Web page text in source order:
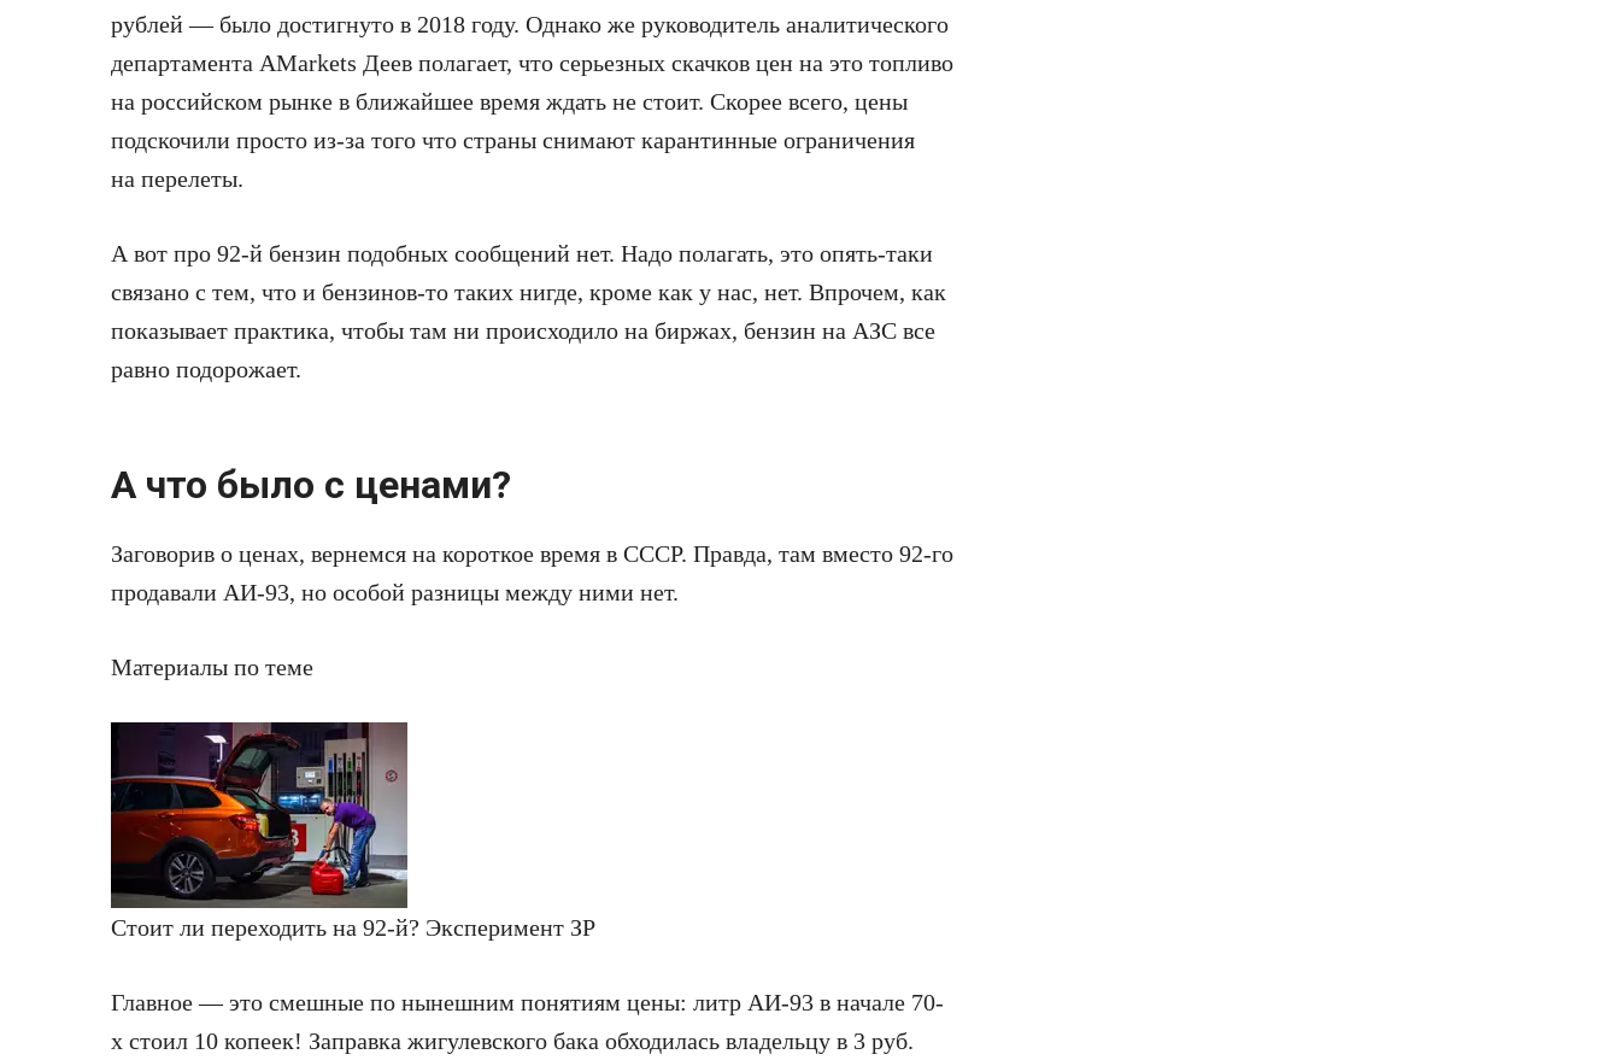
рублей — было достигнуто в 2018 году. Однако же руководитель аналитического
департамента AMarkets Деев полагает, что серьезных скачков цен на это топливо
на российском рынке в ближайшее время ждать не стоит. Скорее всего, цены
подскочили просто из-за того что страны снимают карантинные ограничения
на перелеты.
А вот про 92-й бензин подобных сообщений нет. Надо полагать, это опять-таки
связано с тем, что и бензинов-то таких нигде, кроме как у нас, нет. Впрочем, как
показывает практика, чтобы там ни происходило на биржах, бензин на АЗС все
равно подорожает.
А что было с ценами?
Заговорив о ценах, вернемся на короткое время в СССР. Правда, там вместо 92-го
продавали АИ-93, но особой разницы между ними нет.
Материалы по теме
Стоит ли переходить на 92-й? Эксперимент ЗР
Главное — это смешные по нынешним понятиям цены: литр АИ-93 в начале 70-
х стоил 10 копеек! Заправка жигулевского бака обходилась владельцу в 3 руб.